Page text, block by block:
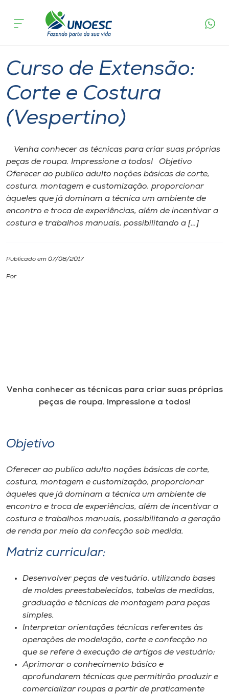
Cursos
Pesquisa
Atendimento ao Estudante
Portal de Ensino
A
Unoesc
Internacionalização
Museu
Unoesc
Store
Selecione
acontece
Curso de Extensão:
Corte e Costura
(Vespertino)
Venha conhecer as técnicas para criar suas próprias
peças de roupa. Impressione a todos! Objetivo
Oferecer ao publico adulto noções básicas de corte,
costura, montagem e customização, proporcionar
àqueles que já dominam a técnica um ambiente de
encontro e troca de experiências, além de incentivar a
costura e trabalhos manuais, possibilitando a […]
Publicado em 07/08/2017
Por
Venha conhecer as técnicas para criar suas próprias
peças de roupa. Impressione a todos!
Objetivo
Oferecer ao publico adulto noções básicas de corte,
costura, montagem e customização, proporcionar
àqueles que já dominam a técnica um ambiente de
encontro e troca de experiências, além de incentivar a
costura e trabalhos manuais, possibilitando a geração
de renda por meio da confecção sob medida.
Matriz curricular:
Desenvolver peças de vestuário, utilizando bases
de moldes preestabelecidos, tabelas de medidas,
graduação e técnicas de montagem para peças
simples.
Interpretar orientações técnicas referentes às
operações de modelação, corte e confecção no
que se refere à execução de artigos de vestuário;
Aprimorar o conhecimento básico e
aprofundarem técnicas que permitirão produzir e
comercializar roupas a partir de praticamente